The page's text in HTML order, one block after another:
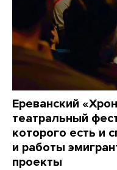
Ереванский
театральный
которого есть и
и работы
проекты